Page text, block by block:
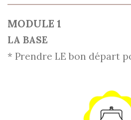
MODULE 1
LA BASE
* Prendre LE bon départ